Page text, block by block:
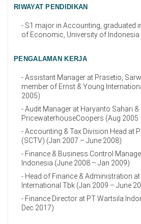
RIWAYAT PENDIDIKAN
- S1 major in Accounting, graduated
of Economic, University of Indonesia
PENGALAMAN KERJA
- Assistant Manager at Prasetio,
member of Ernst & Young
2005)
- Audit Manager at Haryanto Sahari &
PricewaterhouseCoopers (Aug 2005
- Accounting & Tax Division Head at
(SCTV) (Jan 2007 – June 2008)
- Finance & Business Control
Indonesia (June 2008 – Jan 2009)
- Head of Finance & Administration
International Tbk (Jan 2009 – June
- Finance Director at PT Wartsila
Dec 2017)